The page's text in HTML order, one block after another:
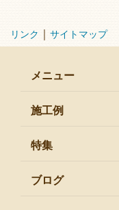
リンク サイトマップ
メニュー
施工例
特集
ブログ